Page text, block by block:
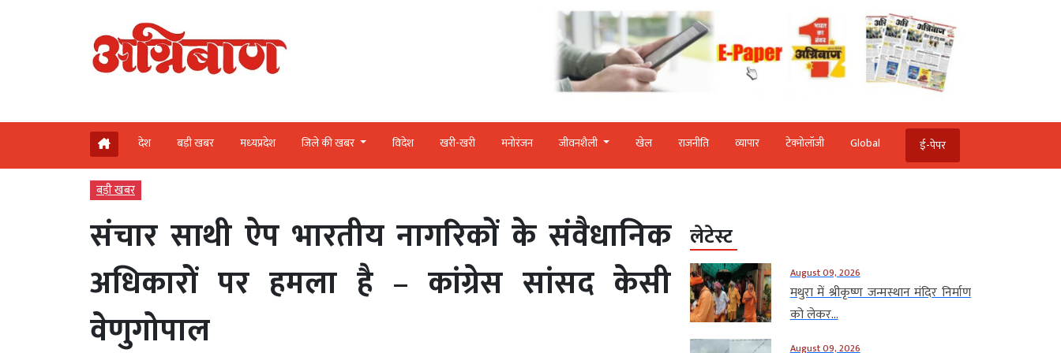
देश बड़ी खबर मध्‍यप्रदेश जिले की खबर विदेश खरी-खरी मनोरंजन जीवनशैली खेल राजनीति व्‍यापार टेक्‍नोलॉजी Global ई-पेपर
बड़ी खबर
संचार साथी ऐप भारतीय नागरिकों के संवैधानिक
अधिकारों पर हमला है – कांग्रेस सांसद केसी
वेणुगोपाल
लेटेस्ट
August 09, 2026
मथुरा में श्रीकृष्ण जन्मस्थान मंदिर निर्माण
को लेकर...
August 09, 2026